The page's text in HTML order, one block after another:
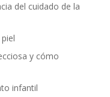
del cuidado de la
y cómo
infantil